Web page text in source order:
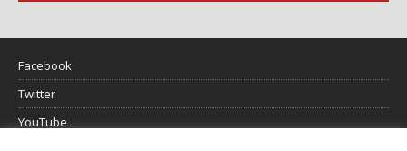
Facebook
Twitter
YouTube